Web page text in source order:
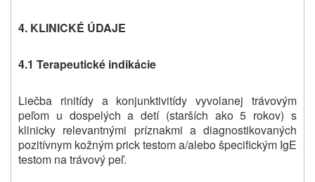
4. KLINICKÉ ÚDAJE
4.1 Terapeutické indikácie
Liečba rinitídy a konjunktivitídy vyvolanej trávovým
peľom u dospelých a detí (starších ako 5 rokov) s
klinicky relevantnými príznakmi a diagnostikovaných
pozitívnym kožným prick testom a/alebo špecifickým IgE
testom na trávový peľ.